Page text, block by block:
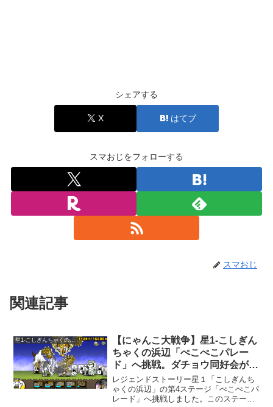
シェアする
X はてブ
スマおじをフォローする
スマおじ
関連記事
星1-こしぎんちゃくの浜辺
【にゃんこ大戦争】星1-こしぎん
ちゃくの浜辺「ぺこぺこパレー
ド」へ挑戦。ダチョウ同好会が強
い。※追記しました
レジェンドストーリー星１「こしぎんち
ゃくの浜辺」の第4ステージ「ぺこぺこパ
レード」へ挑戦しました。このステージ